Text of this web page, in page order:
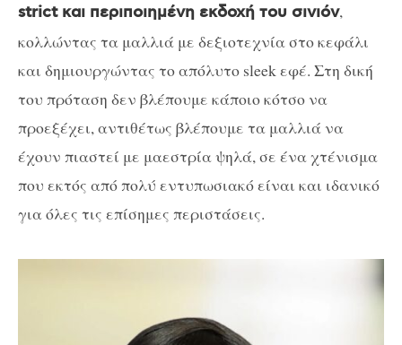
strict και περιποιημένη εκδοχή του σινιόν,
κολλώντας τα μαλλιά με δεξιοτεχνία στο κεφάλι
και δημιουργώντας το απόλυτο sleek εφέ. Στη δική
του πρόταση δεν βλέπουμε κάποιο κότσο να
προεξέχει, αντιθέτως βλέπουμε τα μαλλιά να
έχουν πιαστεί με μαεστρία ψηλά, σε ένα χτένισμα
που εκτός από πολύ εντυπωσιακό είναι και ιδανικό
για όλες τις επίσημες περιστάσεις.